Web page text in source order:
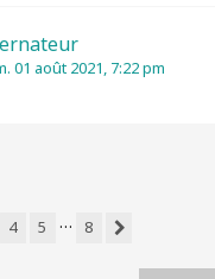
01 août 2021, 7:22 pm
4 5 …
8